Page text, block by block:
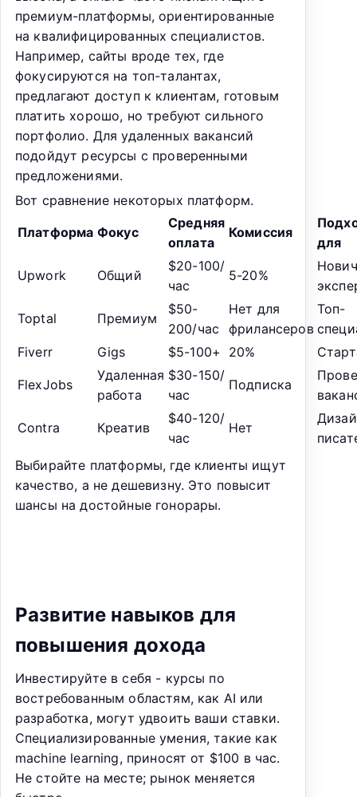
премиум-платформы, ориентированные
на квалифицированных специалистов.
Например, сайты вроде тех, где
фокусируются на топ-талантах,
предлагают доступ к клиентам, готовым
платить хорошо, но требуют сильного
портфолио. Для удаленных вакансий
подойдут ресурсы с проверенными
предложениями.
Вот сравнение некоторых платформ.
Платформа Фокус
Средняя
оплата
Комиссия
для
Upwork Общий
$20-100/
час
5-20%
Toptal Премиум
$50-
200/час
Нет для
фрилансеров
Топ-
Fiverr
Gigs $5-100+ 20%
FlexJobs
Удаленная
работа
$30-150/
час
Подписка
Contra Креатив
$40-120/
час
Нет
Выбирайте платформы, где клиенты ищут
качество, а не дешевизну. Это повысит
шансы на достойные гонорары.
Развитие навыков для
повышения дохода
Инвестируйте в себя - курсы по
востребованным областям, как AI или
разработка, могут удвоить ваши ставки.
Специализированные умения, такие как
machine learning, приносят от $100 в час.
Не стойте на месте; рынок меняется